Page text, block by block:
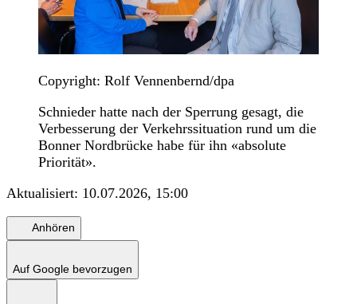
Copyright: Rolf Vennenbernd/dpa
Schnieder hatte nach der Sperrung gesagt, die
Verbesserung der Verkehrssituation rund um die
Bonner Nordbrücke habe für ihn «absolute
Priorität».
Aktualisiert: 10.07.2026, 15:00
Anhören
Auf Google bevorzugen